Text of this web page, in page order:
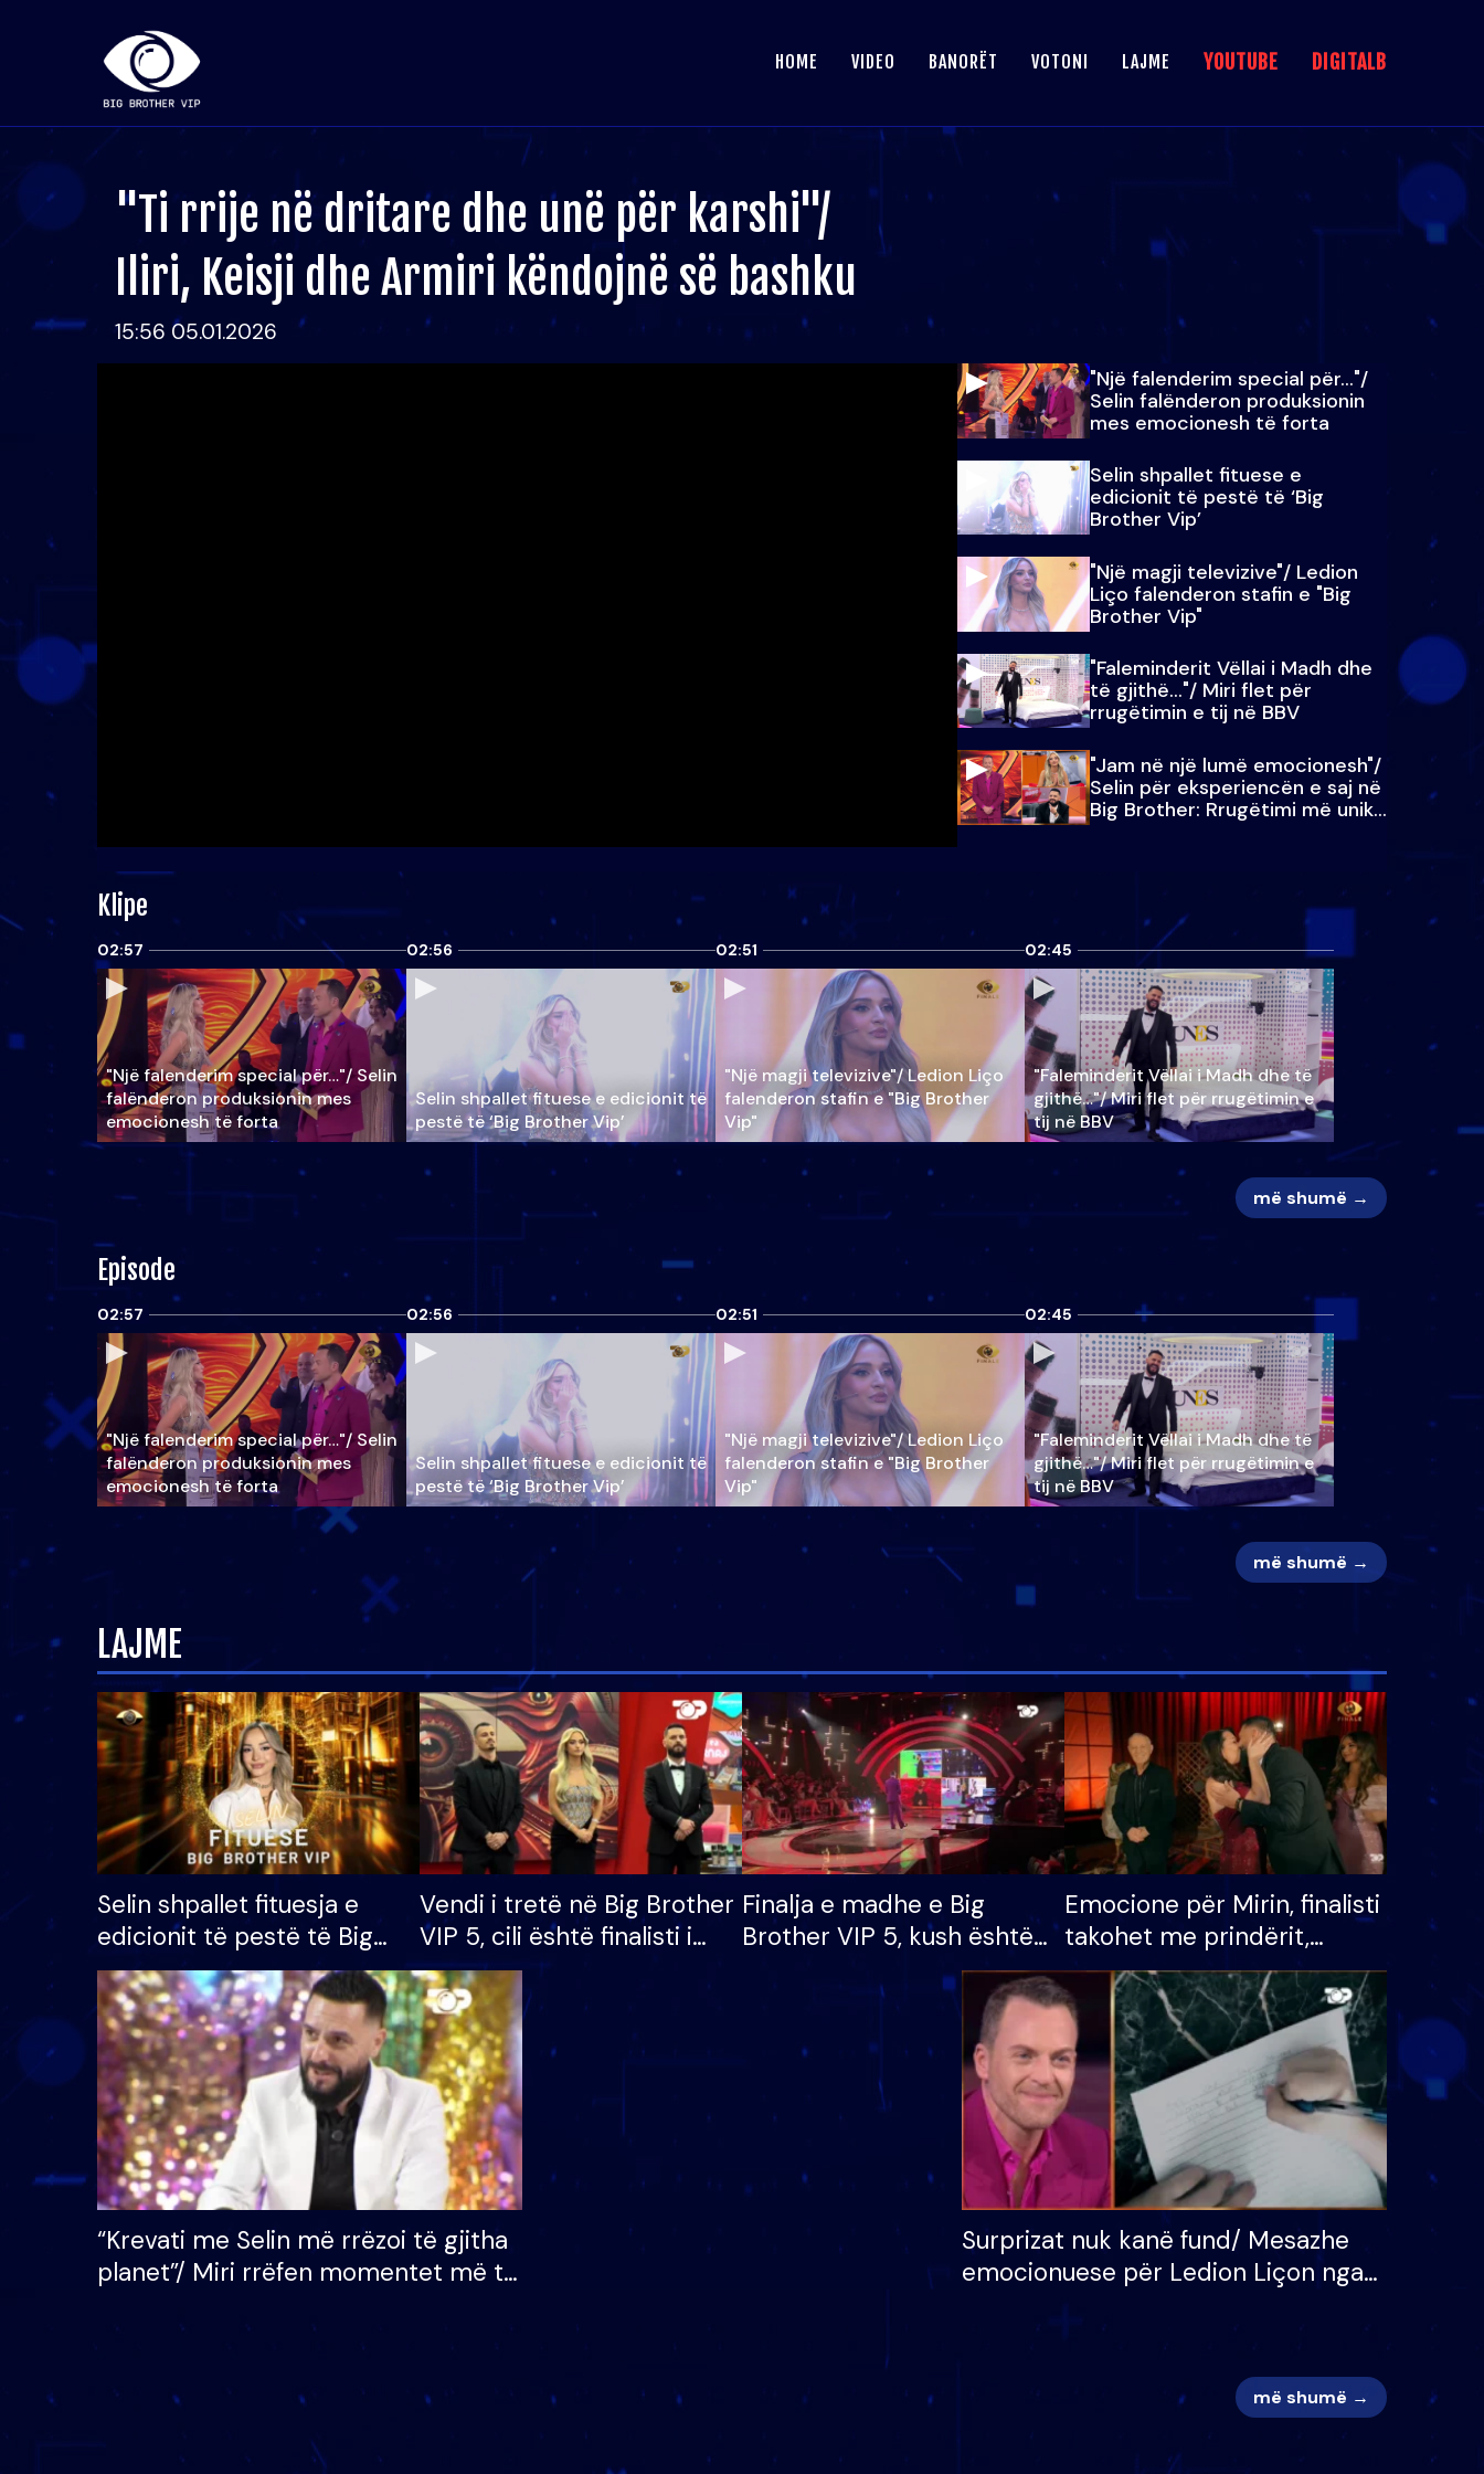
HOME VIDEO BANORËT VOTONI LAJME YOUTUBE DIGITALB
"Ti rrije në dritare dhe unë për karshi"/
Iliri, Keisji dhe Armiri këndojnë së bashku
15:56 05.01.2026
"Një falenderim special për…"/
Selin falënderon produksionin
mes emocionesh të forta
Selin shpallet fituese e
edicionit të pestë të ‘Big
Brother Vip’
"Një magji televizive"/ Ledion
Liço falenderon stafin e "Big
Brother Vip"
"Faleminderit Vëllai i Madh dhe
të gjithë…"/ Miri flet për
rrugëtimin e tij në BBV
"Jam në një lumë emocionesh"/
Selin për eksperiencën e saj në
Big Brother: Rrugëtimi më unik…
Klipe
02:57
"Një falenderim special për…"/ Selin
falënderon produksionin mes
emocionesh të forta
02:56
Selin shpallet fituese e edicionit të
pestë të ‘Big Brother Vip’
02:51
"Një magji televizive"/ Ledion Liço
falenderon stafin e "Big Brother
Vip"
02:45
"Faleminderit Vëllai i Madh dhe të
gjithë…"/ Miri flet për rrugëtimin e
tij në BBV
më shumë →
Episode
02:57
"Një falenderim special për…"/ Selin
falënderon produksionin mes
emocionesh të forta
02:56
Selin shpallet fituese e edicionit të
pestë të ‘Big Brother Vip’
02:51
"Një magji televizive"/ Ledion Liço
falenderon stafin e "Big Brother
Vip"
02:45
"Faleminderit Vëllai i Madh dhe të
gjithë…"/ Miri flet për rrugëtimin e
tij në BBV
më shumë →
LAJME
Selin shpallet fituesja e
edicionit të pestë të Big
Brother VIP, rrëmben
çmimin e madh prej 100
mijë eurosh
Vendi i tretë në Big Brother
VIP 5, cili është finalisti i
radhës që lë shtëpinë
Finalja e madhe e Big
Brother VIP 5, kush është
banori i parë që lë shtëpinë
dhe humb mundësinë për
të fituar çmimin e madh
Emocione për Mirin, finalisti
takohet me prindërit,
vajzën dhe bashkëshorten:
S’kemi ndonjë letër divorci
apo jo?
“Krevati me Selin më rrëzoi të gjitha
planet”/ Miri rrëfen momentet më të
mungojë zilja e mëngjesit kur…
Surprizat nuk kanë fund/ Mesazhe
emocionuese për Ledion Liçon nga
më shumë →